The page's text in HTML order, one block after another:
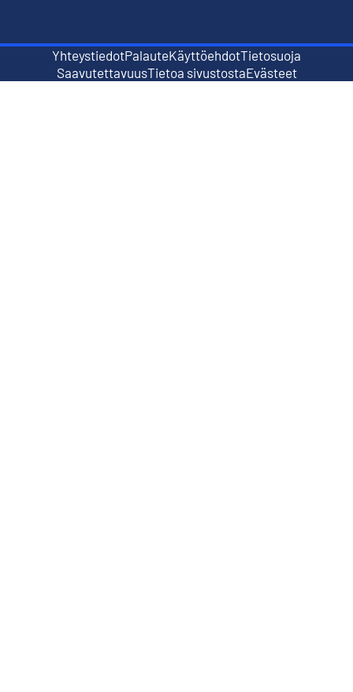
YhteystiedotPalaute
Ulkoinen linkki
Käyttöehdot
Ulkoinen linkki
Tietosuoja
Saavutettavuus
Ulkoinen linkki
Tietoa sivustosta
Ulkoinen linkki
Evästeet
Ulkoinen linkki